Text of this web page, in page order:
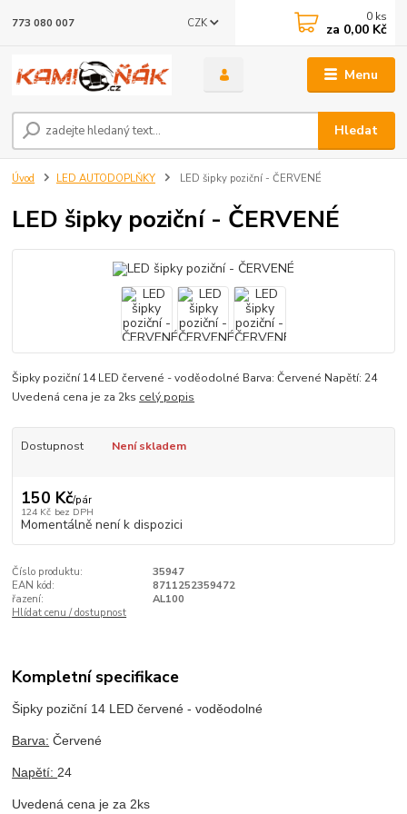
Menu
CZK
Hledat
773 080 007 0 ks
za 0,00 Kč
Úvod LED AUTODOPLŇKY LED šipky poziční - ČERVENÉ
LED šipky poziční - ČERVENÉ
Šipky poziční 14 LED červené - voděodolné Barva: Červené Napětí: 24
Uvedená cena je za 2ks celý popis
Dostupnost Není skladem
150 Kč/pár
124 Kč bez DPH
Momentálně není k dispozici
Číslo produktu:
35947
EAN kód:
8711252359472
řazení:
AL100
Hlídat cenu / dostupnost
Kompletní specifikace
Šipky poziční 14 LED červené - voděodolné
Barva: Červené
Napětí:24
Uvedená cena je za 2ks